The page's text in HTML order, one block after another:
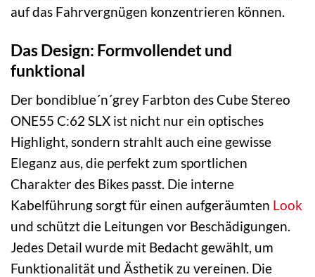
auf das Fahrvergnügen konzentrieren können.
Das Design: Formvollendet und
funktional
Der bondiblue´n´grey Farbton des Cube Stereo
ONE55 C:62 SLX ist nicht nur ein optisches
Highlight, sondern strahlt auch eine gewisse
Eleganz aus, die perfekt zum sportlichen
Charakter des Bikes passt. Die interne
Kabelführung sorgt für einen aufgeräumten Look
und schützt die Leitungen vor Beschädigungen.
Jedes Detail wurde mit Bedacht gewählt, um
Funktionalität und Ästhetik zu vereinen. Die